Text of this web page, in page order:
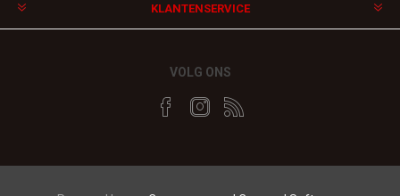
KLANTENSERVICE
VOLG ONS